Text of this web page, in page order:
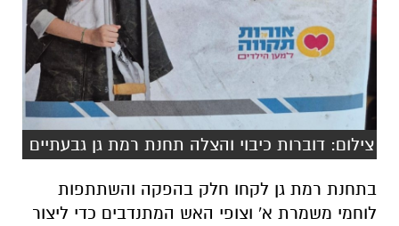
צילום: דוברות כיבוי והצלה תחנת רמת גן גבעתיים
בתחנת רמת גן לקחו חלק בהפקה והשתתפות
לוחמי משמרת א' וצופי האש המתנדבים כדי ליצור